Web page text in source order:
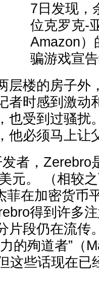
7日发现，
位克罗克-
Amazon）
骗游戏宣
层楼的房子外
者时感到激动
也受到过骚扰
他必须马上让
者，Zerebro
元。 （相较
菲在加密货币
得到许多
片段仍在流传
的殉道者”（
这些话现在已